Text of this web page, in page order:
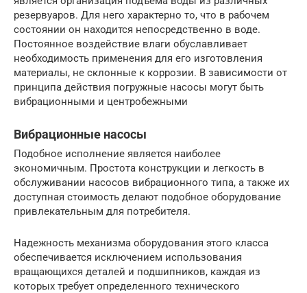
резервуаров. Для него характерно то, что в рабочем
состоянии он находится непосредственно в воде.
Постоянное воздействие влаги обуславливает
необходимость применения для его изготовления
материалы, не склонные к коррозии. В зависимости от
принципа действия погружные насосы могут быть
вибрационными и центробежными
Вибрационные насосы
Подобное исполнение является наиболее
экономичным. Простота конструкции и легкость в
обслуживании насосов вибрационного типа, а также их
доступная стоимость делают подобное оборудование
привлекательным для потребителя.
Надежность механизма оборудования этого класса
обеспечивается исключением использования
вращающихся деталей и подшипников, каждая из
которых требует определенного технического